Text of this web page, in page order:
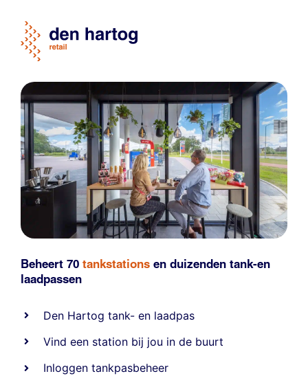
Beheert 70 tankstations en duizenden tank-en
laadpassen
Den Hartog tank- en laadpas
Vind een station bij jou in de buurt
Inloggen tankpasbeheer